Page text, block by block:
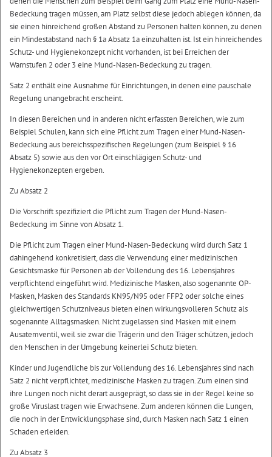
Bedeckung tragen müssen, am Platz selbst diese jedoch ablegen können, da
sie einen hinreichend großen Abstand zu Personen halten können, zu denen
ein Mindestabstand nach § 1a Absatz 1a einzuhalten ist. Ist ein hinreichendes
Schutz- und Hygienekonzept nicht vorhanden, ist bei Erreichen der
Warnstufen 2 oder 3 eine Mund-Nasen-Bedeckung zu tragen.
Satz 2 enthält eine Ausnahme für Einrichtungen, in denen eine pauschale
Regelung unangebracht erscheint.
In diesen Bereichen und in anderen nicht erfassten Bereichen, wie zum
Beispiel Schulen, kann sich eine Pflicht zum Tragen einer Mund-Nasen-
Bedeckung aus bereichsspezifischen Regelungen (zum Beispiel § 16
Absatz 5) sowie aus den vor Ort einschlägigen Schutz- und
Hygienekonzepten ergeben.
Zu Absatz 2
Die Vorschrift spezifiziert die Pflicht zum Tragen der Mund-Nasen-
Bedeckung im Sinne von Absatz 1.
Die Pflicht zum Tragen einer Mund-Nasen-Bedeckung wird durch Satz 1
dahingehend konkretisiert, dass die Verwendung einer medizinischen
Gesichtsmaske für Personen ab der Vollendung des 16. Lebensjahres
verpflichtend eingeführt wird. Medizinische Masken, also sogenannte OP-
Masken, Masken des Standards KN95/N95 oder FFP2 oder solche eines
gleichwertigen Schutzniveaus bieten einen wirkungsvolleren Schutz als
sogenannte Alltagsmasken. Nicht zugelassen sind Masken mit einem
Ausatemventil, weil sie zwar die Trägerin und den Träger schützen, jedoch
den Menschen in der Umgebung keinerlei Schutz bieten.
Kinder und Jugendliche bis zur Vollendung des 16. Lebensjahres sind nach
Satz 2 nicht verpflichtet, medizinische Masken zu tragen. Zum einen sind
ihre Lungen noch nicht derart ausgeprägt, so dass sie in der Regel keine so
große Viruslast tragen wie Erwachsene. Zum anderen können die Lungen,
die noch in der Entwicklungsphase sind, durch Masken nach Satz 1 einen
Schaden erleiden.
Zu Absatz 3